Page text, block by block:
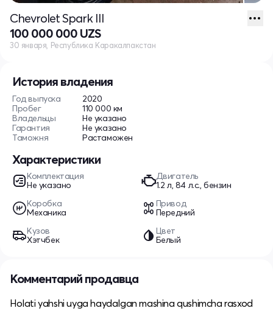
История владения
Год выпуска
2020
Пробег
110 000 км
Владельцы
Не указано
Гарантия
Не указано
Таможня
Растаможен
Характеристики
Комплектация
Не указано
Двигатель
1.2 л, 84 л.с., бензин
Коробка
Механика
Привод
Передний
Кузов
Хэтчбек
Цвет
Белый
Chevrolet Spark III
100 000 000 UZS
30 января, Республика Каракалпакстан
Комментарий продавца
Holati yahshi uyga haydalgan mashina qushimcha rasxod